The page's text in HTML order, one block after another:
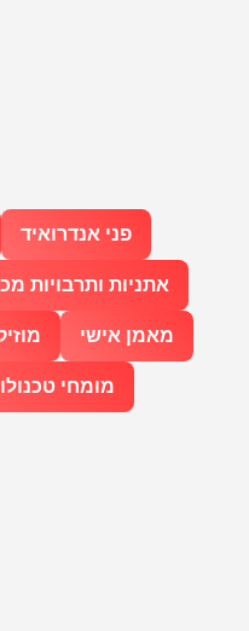
פני אנדרואיד
אתניות ותרבויות
מאמן אישי
מומחי